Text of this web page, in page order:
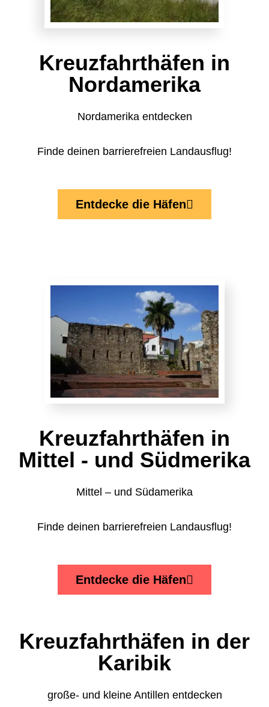
Kreuzfahrthäfen in
Nordamerika
Nordamerika entdecken
Finde deinen barrierefreien Landausflug!
Entdecke die Häfen
Kreuzfahrthäfen in
Mittel - und Südmerika
Mittel – und Südamerika
Finde deinen barrierefreien Landausflug!
Entdecke die Häfen
Kreuzfahrthäfen in der
Karibik
große- und kleine Antillen entdecken